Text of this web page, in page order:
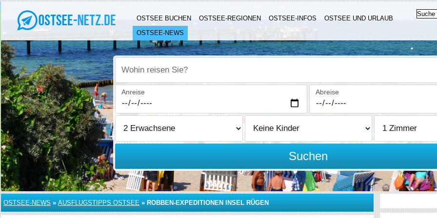
OSTSEE BUCHEN OSTSEE-REGIONEN OSTSEE-INFOS
OSTSEE UND URLAUB
OSTSEE-NEWS
Wohin reisen Sie?
Anreise Abreise
Suchen
OSTSEE-NEWS » AUSFLUGSTIPPS OSTSEE » ROBBEN-EXPEDITIONEN INSEL RÜGEN